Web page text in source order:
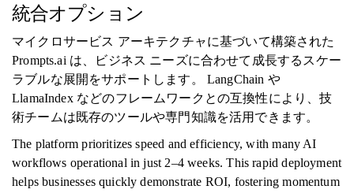
統合オプション
マイクロサービス アーキテクチャに基づいて構築された
Prompts.ai は、ビジネス ニーズに合わせて成長するスケー
ラブルな展開をサポートします。 LangChain や
LlamaIndex などのフレームワークとの互換性により、技
術チームは既存のツールや専門知識を活用できます。
The platform prioritizes speed and efficiency, with many AI
workflows operational in just 2–4 weeks. This rapid deployment
helps businesses quickly demonstrate ROI, fostering momentum